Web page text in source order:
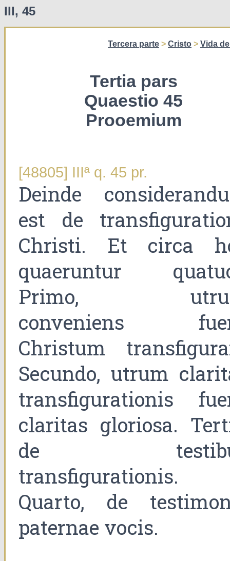
III, 45
Tercera parte > Cristo > Vida
Tertia pars
Quaestio 45
Prooemium
[48805] IIIª q. 45 pr.
Deinde
est de
Christi. Et circa
quaeruntur
Primo,
conveniens
Christum
Secundo, utrum
transfigurationis
claritas gloriosa.
de
transfigurationis.
Quarto, de
paternae vocis.